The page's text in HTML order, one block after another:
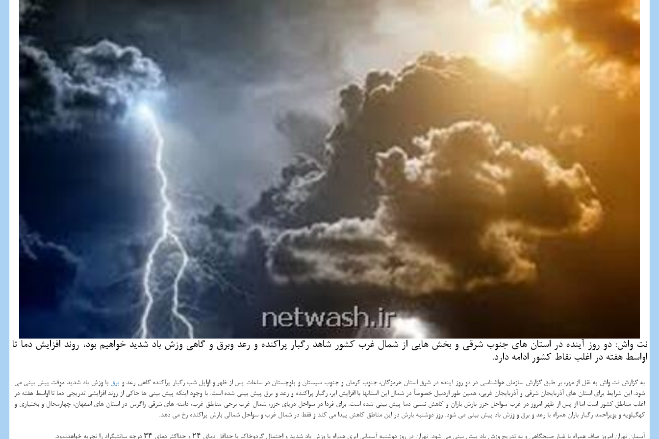
نت واش: دو روز آینده در استان های جنوب شرقی و بخش هایی از شمال غرب كشور شاهد رگبار پراكنده و رعد وبرق و گاهی وزش باد شدید خواهیم بود، روند افزایش دما تا
اواسط هفته در اغلب نقاط كشور ادامه دارد.
به گزارش نت واش به نقل از مهر، بر طبق گزارش سازمان هواشناسی در دو روز آینده در شرق استان هرمزگان، جنوب کرمان و جنوب سیستان و بلوچستان در ساعات پس از ظهر و اوایل شب رگبار پراکنده گاهی رعد و برق با وزش باد شدید موقت پیش بینی می
شود. این شرایط برای استان های آذربایجان شرقی و آذربایجان غربی، همین طور اردبیل خصوصاً در شمال این استانها با افزایش ابر، رگبار پراکنده و رعد و برق پیش بینی شده است. با وجود اینکه پیش بینی ها حاکی از روند افزایشی تدریجی دما تا اواسط هفته در
اغلب مناطق کشور است اما از پس از ظهر امروز در غرب سواحل خزر بارش باران و کاهش نسبی دما پیش بینی شده است. برای فردا در سواحل دریای خزر، شمال غرب برخی مناطق غرب، دامنه های شرقی زاگرس در استان های اصفهان، چهارمحال و بختیاری و
کهگیلویه و بویراحمد رگبار باران همراه با رعد و برق و وزش باد پیش بینی می شود. روز دوشنبه بارش در این مناطق کاهش پیدا می کند و فقط در شمال غرب و سواحل شمالی بارش پراکنده رخ می دهد.
آسمان تهران امروز صاف همراه با غبار صبحگاهی و به تدریج وزش باد پیش بینی می شود. تهران در روز دوشنبه آسمانی ابری همراه با وزش باد شدید و احتمال گردوخاک با حداقل دمای ۲۴ و حداکثر دمای ۳۴ درجه سانتیگراد را تجربه خواهدنمود.